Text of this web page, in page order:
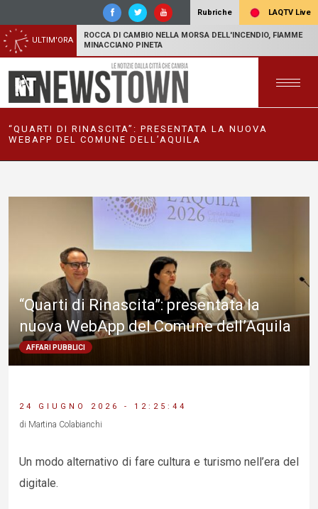
Rubriche LAQTV Live
ULTIM'ORA
ROCCA DI CAMBIO NELLA MORSA DELL'INCENDIO, FIAMME
MINACCIANO PINETA
“QUARTI DI RINASCITA”: PRESENTATA LA NUOVA
WEBAPP DEL COMUNE DELL’AQUILA
“Quarti di Rinascita”: presentata la
nuova WebApp del Comune dell’Aquila
AFFARI PUBBLICI
24 GIUGNO 2026 - 12:25:44
di Martina Colabianchi
Un modo alternativo di fare cultura e turismo nell’era del
digitale.